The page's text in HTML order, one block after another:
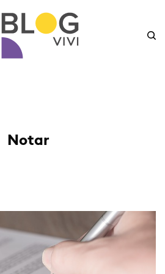
Notar